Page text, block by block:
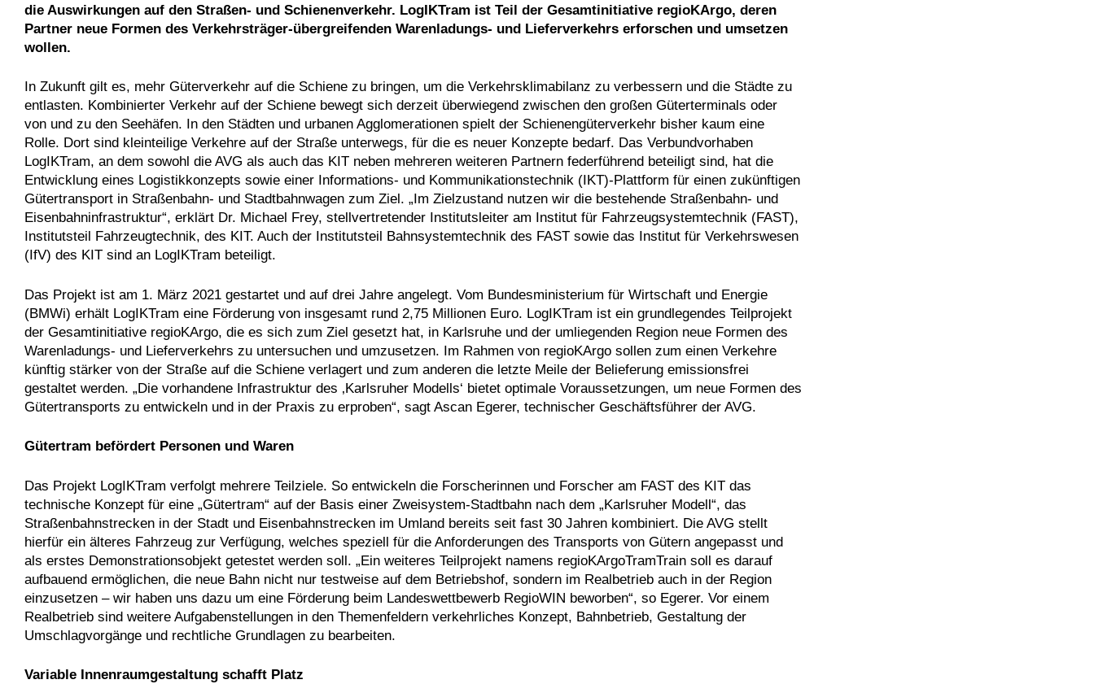
die Auswirkungen auf den Straßen- und Schienenverkehr. LogIKTram ist Teil der Gesamtinitiative regioKArgo, deren
Partner neue Formen des Verkehrsträger-übergreifenden Warenladungs- und Lieferverkehrs erforschen und umsetzen
wollen.
In Zukunft gilt es, mehr Güterverkehr auf die Schiene zu bringen, um die Verkehrsklimabilanz zu verbessern und die Städte zu
entlasten. Kombinierter Verkehr auf der Schiene bewegt sich derzeit überwiegend zwischen den großen Güterterminals oder
von und zu den Seehäfen. In den Städten und urbanen Agglomerationen spielt der Schienengüterverkehr bisher kaum eine
Rolle. Dort sind kleinteilige Verkehre auf der Straße unterwegs, für die es neuer Konzepte bedarf. Das Verbundvorhaben
LogIKTram, an dem sowohl die AVG als auch das KIT neben mehreren weiteren Partnern federführend beteiligt sind, hat die
Entwicklung eines Logistikkonzepts sowie einer Informations- und Kommunikationstechnik (IKT)-Plattform für einen zukünftigen
Gütertransport in Straßenbahn- und Stadtbahnwagen zum Ziel. „Im Zielzustand nutzen wir die bestehende Straßenbahn- und
Eisenbahninfrastruktur“, erklärt Dr. Michael Frey, stellvertretender Institutsleiter am Institut für Fahrzeugsystemtechnik (FAST),
Institutsteil Fahrzeugtechnik, des KIT. Auch der Institutsteil Bahnsystemtechnik des FAST sowie das Institut für Verkehrswesen
(IfV) des KIT sind an LogIKTram beteiligt.
Das Projekt ist am 1. März 2021 gestartet und auf drei Jahre angelegt. Vom Bundesministerium für Wirtschaft und Energie
(BMWi) erhält LogIKTram eine Förderung von insgesamt rund 2,75 Millionen Euro. LogIKTram ist ein grundlegendes Teilprojekt
der Gesamtinitiative regioKArgo, die es sich zum Ziel gesetzt hat, in Karlsruhe und der umliegenden Region neue Formen des
Warenladungs- und Lieferverkehrs zu untersuchen und umzusetzen. Im Rahmen von regioKArgo sollen zum einen Verkehre
künftig stärker von der Straße auf die Schiene verlagert und zum anderen die letzte Meile der Belieferung emissionsfrei
gestaltet werden. „Die vorhandene Infrastruktur des ‚Karlsruher Modells‘ bietet optimale Voraussetzungen, um neue Formen des
Gütertransports zu entwickeln und in der Praxis zu erproben“, sagt Ascan Egerer, technischer Geschäftsführer der AVG.
Gütertram befördert Personen und Waren
Das Projekt LogIKTram verfolgt mehrere Teilziele. So entwickeln die Forscherinnen und Forscher am FAST des KIT das
technische Konzept für eine „Gütertram“ auf der Basis einer Zweisystem-Stadtbahn nach dem „Karlsruher Modell“, das
Straßenbahnstrecken in der Stadt und Eisenbahnstrecken im Umland bereits seit fast 30 Jahren kombiniert. Die AVG stellt
hierfür ein älteres Fahrzeug zur Verfügung, welches speziell für die Anforderungen des Transports von Gütern angepasst und
als erstes Demonstrationsobjekt getestet werden soll. „Ein weiteres Teilprojekt namens regioKArgoTramTrain soll es darauf
aufbauend ermöglichen, die neue Bahn nicht nur testweise auf dem Betriebshof, sondern im Realbetrieb auch in der Region
einzusetzen – wir haben uns dazu um eine Förderung beim Landeswettbewerb RegioWIN beworben“, so Egerer. Vor einem
Realbetrieb sind weitere Aufgabenstellungen in den Themenfeldern verkehrliches Konzept, Bahnbetrieb, Gestaltung der
Umschlagvorgänge und rechtliche Grundlagen zu bearbeiten.
Variable Innenraumgestaltung schafft Platz